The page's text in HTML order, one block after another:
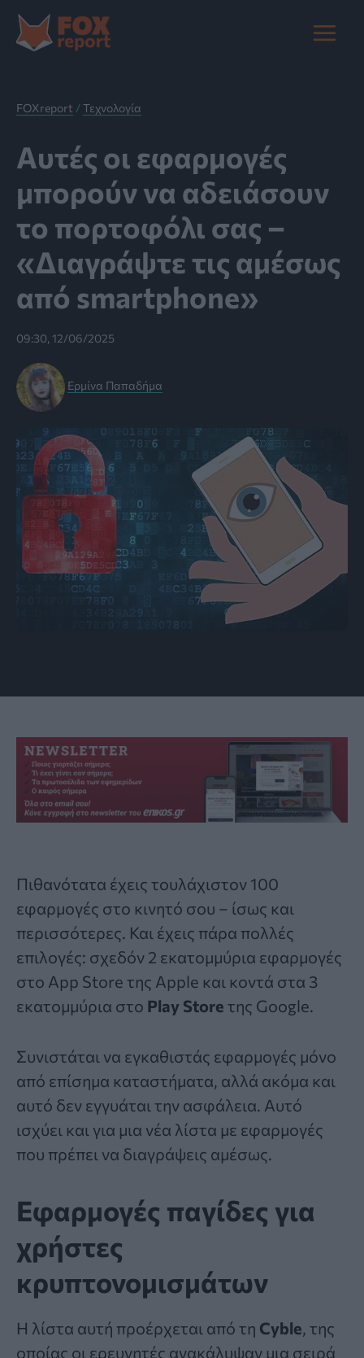
στο
περιεχόμενο
Main
FOXreport /Τεχνολογία
Αυτές οι εφαρμογές
μπορούν να αδειάσουν
το πορτοφόλι σας –
«Διαγράψτε τις αμέσως
από smartphone»
09:30, 12/06/2025
Ερμίνα Παπαδήμα
Πιθανότατα έχεις τουλάχιστον 100
εφαρμογές στο κινητό σου – ίσως και
περισσότερες. Και έχεις πάρα πολλές
επιλογές: σχεδόν 2 εκατομμύρια εφαρμογές
στο App Store της Apple και κοντά στα 3
εκατομμύρια στο Play Store της Google.
Συνιστάται να εγκαθιστάς εφαρμογές μόνο
από επίσημα καταστήματα, αλλά ακόμα και
αυτό δεν εγγυάται την ασφάλεια. Αυτό
ισχύει και για μια νέα λίστα με εφαρμογές
που πρέπει να διαγράψεις αμέσως.
Εφαρμογές παγίδες για
χρήστες
κρυπτονομισμάτων
Η λίστα αυτή προέρχεται από τη Cyble, της
οποίας οι ερευνητές ανακάλυψαν μια σειρά